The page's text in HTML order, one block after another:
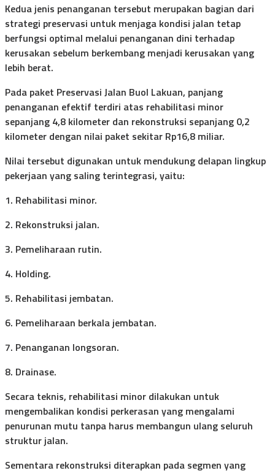
Kedua jenis penanganan tersebut merupakan bagian dari
strategi preservasi untuk menjaga kondisi jalan tetap
berfungsi optimal melalui penanganan dini terhadap
kerusakan sebelum berkembang menjadi kerusakan yang
lebih berat.
Pada paket Preservasi Jalan Buol Lakuan, panjang
penanganan efektif terdiri atas rehabilitasi minor
sepanjang 4,8 kilometer dan rekonstruksi sepanjang 0,2
kilometer dengan nilai paket sekitar Rp16,8 miliar.
Nilai tersebut digunakan untuk mendukung delapan lingkup
pekerjaan yang saling terintegrasi, yaitu:
1. Rehabilitasi minor.
2. Rekonstruksi jalan.
3. Pemeliharaan rutin.
4. Holding.
5. Rehabilitasi jembatan.
6. Pemeliharaan berkala jembatan.
7. Penanganan longsoran.
8. Drainase.
Secara teknis, rehabilitasi minor dilakukan untuk
mengembalikan kondisi perkerasan yang mengalami
penurunan mutu tanpa harus membangun ulang seluruh
struktur jalan.
Sementara rekonstruksi diterapkan pada segmen yang